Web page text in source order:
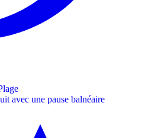
avec une pause balnéaire